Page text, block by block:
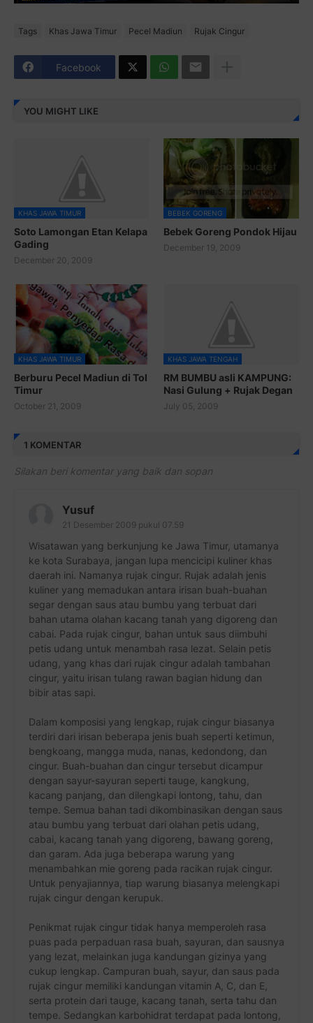
Tags Khas Jawa Timur Pecel Madiun Rujak Cingur
Facebook
YOU MIGHT LIKE
KHAS JAWA TIMUR
Soto Lamongan Etan Kelapa
Gading
December 20, 2009
BEBEK GORENG
Bebek Goreng Pondok Hijau
December 19, 2009
KHAS JAWA TIMUR
Berburu Pecel Madiun di Tol
Timur
October 21, 2009
KHAS JAWA TENGAH
RM BUMBU asli KAMPUNG:
Nasi Gulung + Rujak Degan
July 05, 2009
1 KOMENTAR
Silakan beri komentar yang baik dan sopan
Yusuf
21 Desember 2009 pukul 07.59
Wisatawan yang berkunjung ke Jawa Timur, utamanya
ke kota Surabaya, jangan lupa mencicipi kuliner khas
daerah ini. Namanya rujak cingur. Rujak adalah jenis
kuliner yang memadukan antara irisan buah-buahan
segar dengan saus atau bumbu yang terbuat dari
bahan utama olahan kacang tanah yang digoreng dan
cabai. Pada rujak cingur, bahan untuk saus diimbuhi
petis udang untuk menambah rasa lezat. Selain petis
udang, yang khas dari rujak cingur adalah tambahan
cingur, yaitu irisan tulang rawan bagian hidung dan
bibir atas sapi.
Dalam komposisi yang lengkap, rujak cingur biasanya
terdiri dari irisan beberapa jenis buah seperti ketimun,
bengkoang, mangga muda, nanas, kedondong, dan
cingur. Buah-buahan dan cingur tersebut dicampur
dengan sayur-sayuran seperti tauge, kangkung,
kacang panjang, dan dilengkapi lontong, tahu, dan
tempe. Semua bahan tadi dikombinasikan dengan saus
atau bumbu yang terbuat dari olahan petis udang,
cabai, kacang tanah yang digoreng, bawang goreng,
dan garam. Ada juga beberapa warung yang
menambahkan mie goreng pada racikan rujak cingur.
Untuk penyajiannya, tiap warung biasanya melengkapi
rujak cingur dengan kerupuk.
Penikmat rujak cingur tidak hanya memperoleh rasa
puas pada perpaduan rasa buah, sayuran, dan sausnya
yang lezat, melainkan juga kandungan gizinya yang
cukup lengkap. Campuran buah, sayur, dan saus pada
rujak cingur memiliki kandungan vitamin A, C, dan E,
serta protein dari tauge, kacang tanah, serta tahu dan
tempe. Sedangkan karbohidrat terdapat pada lontong,